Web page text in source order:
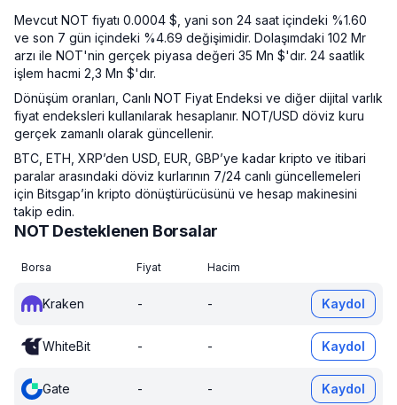
Mevcut NOT fiyatı 0.0004 $, yani son 24 saat içindeki %1.60
ve son 7 gün içindeki %4.69 değişimidir. Dolaşımdaki 102 Mr
arzı ile NOT'nin gerçek piyasa değeri 35 Mn $'dır. 24 saatlik
işlem hacmi 2,3 Mn $'dır.
Dönüşüm oranları, Canlı NOT Fiyat Endeksi ve diğer dijital varlık
fiyat endeksleri kullanılarak hesaplanır. NOT/USD döviz kuru
gerçek zamanlı olarak güncellenir.
BTC, ETH, XRP’den USD, EUR, GBP’ye kadar kripto ve itibari
paralar arasındaki döviz kurlarının 7/24 canlı güncellemeleri
için Bitsgap’in kripto dönüştürücüsünü ve hesap makinesini
takip edin.
NOT Desteklenen Borsalar
Borsa Fiyat Hacim
Kraken - - Kaydol
WhiteBit - - Kaydol
Gate - - Kaydol